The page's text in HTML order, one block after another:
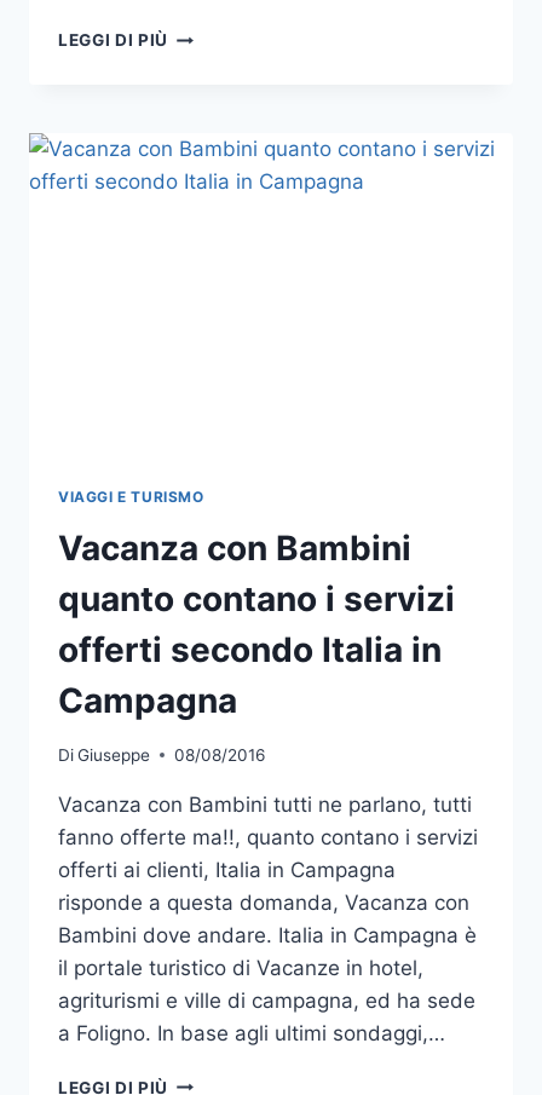
LEGGI DI PIÙ WEEKEND
BAMBINI
E
FATTORIA
VIAGGI E TURISMO
Vacanza con Bambini
quanto contano i servizi
offerti secondo Italia in
Campagna
DiGiuseppe 08/08/2016
Vacanza con Bambini tutti ne parlano, tutti
fanno offerte ma!!, quanto contano i servizi
offerti ai clienti, Italia in Campagna
risponde a questa domanda, Vacanza con
Bambini dove andare. Italia in Campagna è
il portale turistico di Vacanze in hotel,
agriturismi e ville di campagna, ed ha sede
a Foligno. In base agli ultimi sondaggi,…
LEGGI DI PIÙ VACANZA